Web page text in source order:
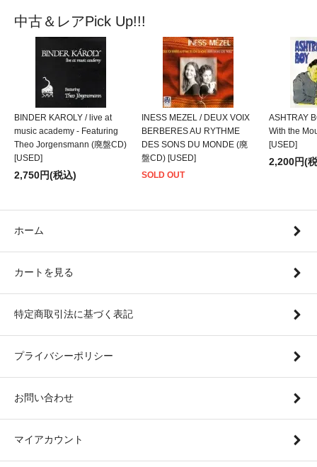
中古＆レアPick Up!!!
BINDER KAROLY / live at
music academy - Featuring
Theo Jorgensmann (廃盤CD)
[USED]
2,750円(税込)
INESS MEZEL / DEUX VOIX
BERBERES AU RYTHME
DES SONS DU MONDE (廃
盤CD) [USED]
SOLD OUT
ASHTRAY
With the
[USED]
2,200円(
ホーム
カートを見る
特定商取引法に基づく表記
プライバシーポリシー
お問い合わせ
マイアカウント